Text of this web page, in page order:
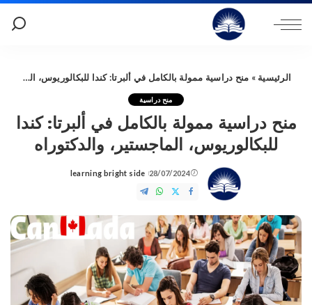
الرئيسية » منح دراسية ممولة بالكامل في ألبرتا: كندا للبكالوريوس، الماجستير، والدكتوراه
منح دراسية
منح دراسية ممولة بالكامل في ألبرتا: كندا
للبكالوريوس، الماجستير، والدكتوراه
28/07/2024
Posted
by
learning bright side